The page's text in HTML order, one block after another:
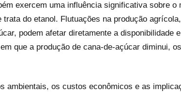
exercem uma influência significativa sobre o
trata do etanol. Flutuações na produção
podem afetar diretamente a disponibilidade
que a produção de cana-de-açúcar diminui,
ambientais, os custos econômicos e as